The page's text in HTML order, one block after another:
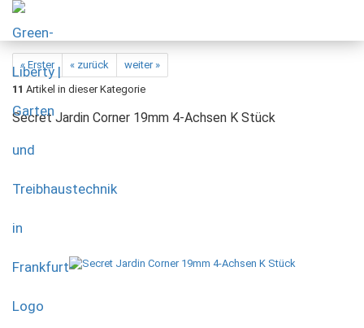
« Erster « zurück
weiter »
11 Artikel in dieser Kategorie
Secret Jardin Corner 19mm 4-Achsen K Stück